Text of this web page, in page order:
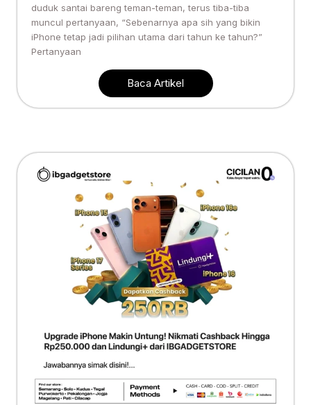
duduk santai bareng teman-teman, terus tiba-tiba
muncul pertanyaan, “Sebenarnya apa sih yang bikin
iPhone tetap jadi pilihan utama dari tahun ke tahun?”
Pertanyaan
Baca Artikel